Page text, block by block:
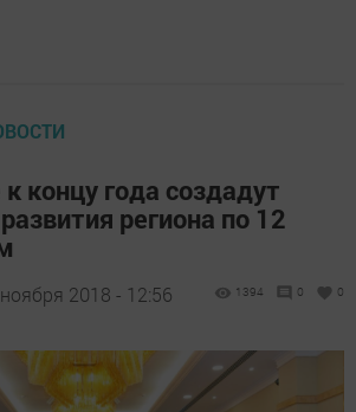
концу года создадут
региона по 12
2018 - 12:56 1394 0 0